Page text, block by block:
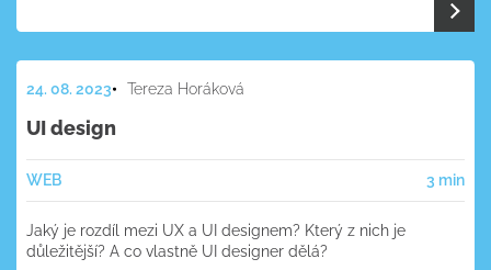
24. 08. 2023 Tereza Horáková
UI design
WEB 3 min
Jaký je rozdíl mezi UX a UI designem? Který z nich je
důležitější? A co vlastně UI designer dělá?